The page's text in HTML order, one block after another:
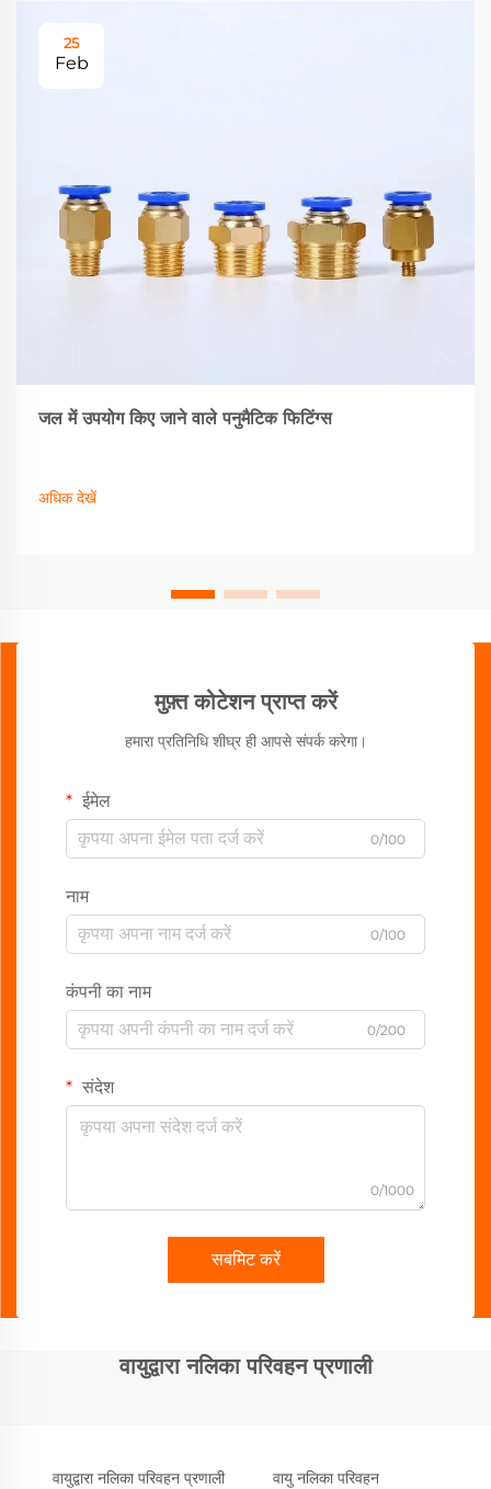
25
Feb
जल में उपयोग किए जाने वाले पनुमैटिक फिटिंग्स
अधिक देखें
मुफ़्त कोटेशन प्राप्त करें
हमारा प्रतिनिधि शीघ्र ही आपसे संपर्क करेगा।
ईमेल
0/100
नाम
0/100
कंपनी का नाम
0/200
संदेश
0/1000
सबमिट करें
वायुद्वारा नलिका परिवहन प्रणाली
वायुद्वारा नलिका परिवहन प्रणाली वायु नलिका परिवहन